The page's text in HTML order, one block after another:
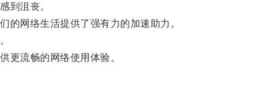
到沮丧。
网络生活提供了强有力的加速助力。
流畅的网络使用体验。